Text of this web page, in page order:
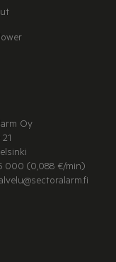
Oy
000 (0,088 €/min)